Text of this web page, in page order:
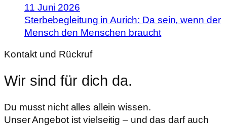
11 Juni 2026
Sterbebegleitung in Aurich: Da sein, wenn der
Mensch den Menschen braucht
Kontakt und Rückruf
Wir sind für dich da.
Du musst nicht alles allein wissen.
Unser Angebot ist vielseitig – und das darf auch